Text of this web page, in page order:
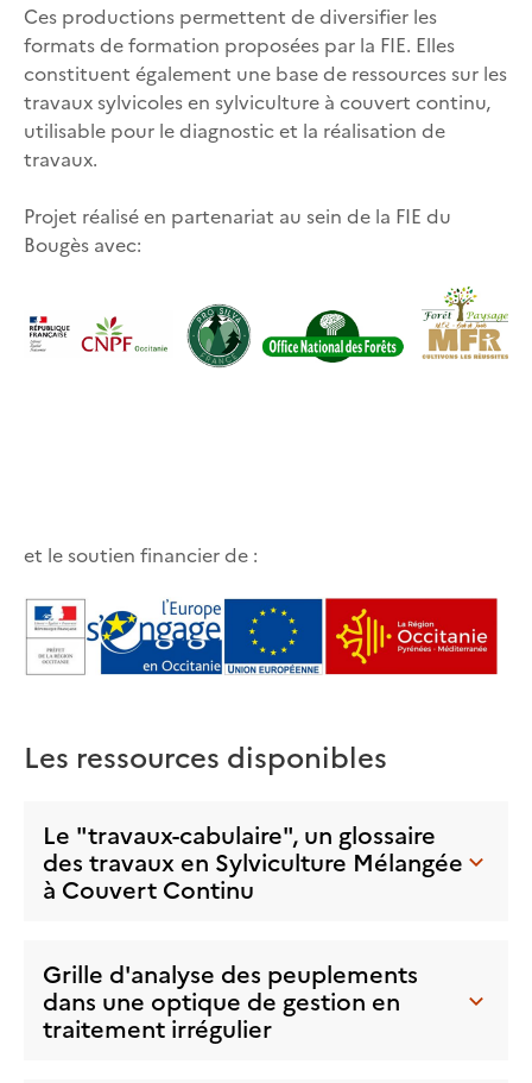
Ces productions permettent de diversifier les
formats de formation proposées par la FIE. Elles
constituent également une base de ressources sur les
travaux sylvicoles en sylviculture à couvert continu,
utilisable pour le diagnostic et la réalisation de
travaux.
Projet réalisé en partenariat au sein de la FIE du
Bougès avec:
et le soutien financier de :
Les ressources disponibles
Le "travaux-cabulaire", un glossaire
des travaux en Sylviculture Mélangée
à Couvert Continu
Grille d'analyse des peuplements
dans une optique de gestion en
traitement irrégulier